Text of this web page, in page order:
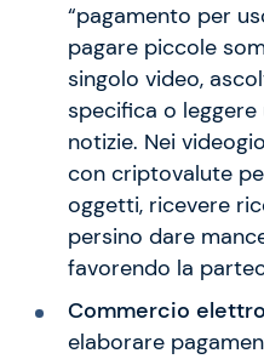
“pagamento per
pagare piccole
singolo video,
specifica o
notizie. Nei
con criptovalute
oggetti, ricevere
persino dare
favorendo la
Commercio
elaborare